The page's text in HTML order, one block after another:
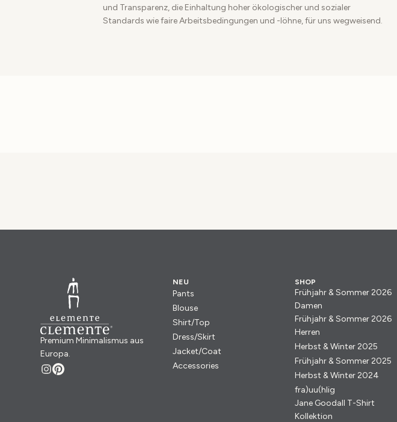
und Transparenz, die Einhaltung hoher ökologischer und sozialer
Standards wie faire Arbeitsbedingungen und -löhne, für uns wegweisend.
Premium Minimalismus aus
Europa.
NEU
Pants
Blouse
Shirt/Top
Dress/Skirt
Jacket/Coat
Accessories
SHOP
Frühjahr & Sommer 2026
Damen
Frühjahr & Sommer 2026
Herren
Herbst & Winter 2025
Frühjahr & Sommer 2025
Herbst & Winter 2024
fra)uu(hlig
Jane Goodall T-Shirt
Kollektion